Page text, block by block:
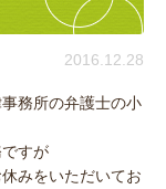
2016.12.28
務所の弁護士の小
すが
みをいただいてお